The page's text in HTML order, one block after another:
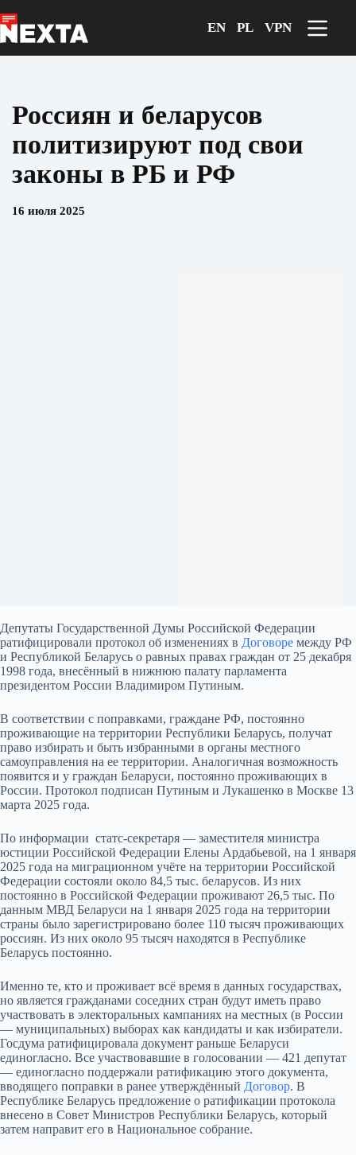
к
сути
EN PL VPN
Россиян и беларусов
политизируют под свои
законы в РБ и РФ
16 июля 2025
Депутаты Государственной Думы Российской Федерации
ратифицировали протокол об изменениях в Договоре между РФ
и Республикой Беларусь о равных правах граждан от 25 декабря
1998 года, внесённый в нижнюю палату парламента
президентом России Владимиром Путиным.
В соответствии с поправками, граждане РФ, постоянно
проживающие на территории Республики Беларусь, получат
право избирать и быть избранными в органы местного
самоуправления на ее территории. Аналогичная возможность
появится и у граждан Беларуси, постоянно проживающих в
России. Протокол подписан Путиным и Лукашенко в Москве 13
марта 2025 года.
По информации статс-секретаря — заместителя министра
юстиции Российской Федерации Елены Ардабьевой, на 1 января
2025 года на миграционном учёте на территории Российской
Федерации состояли около 84,5 тыс. беларусов. Из них
постоянно в Российской Федерации проживают 26,5 тыс. По
данным МВД Беларуси на 1 января 2025 года на территории
страны было зарегистрировано более 110 тысяч проживающих
россиян. Из них около 95 тысяч находятся в Республике
Беларусь постоянно.
Именно те, кто и проживает всё время в данных государствах,
но является гражданами соседних стран будут иметь право
участвовать в электоральных кампаниях на местных (в России
— муниципальных) выборах как кандидаты и как избиратели.
Госдума ратифицировала документ раньше Беларуси
единогласно. Все участвовавшие в голосовании — 421 депутат
— единогласно поддержали ратификацию этого документа,
вводящего поправки в ранее утверждённый Договор. В
Республике Беларусь предложение о ратификации протокола
внесено в Совет Министров Республики Беларусь, который
затем направит его в Национальное собрание.